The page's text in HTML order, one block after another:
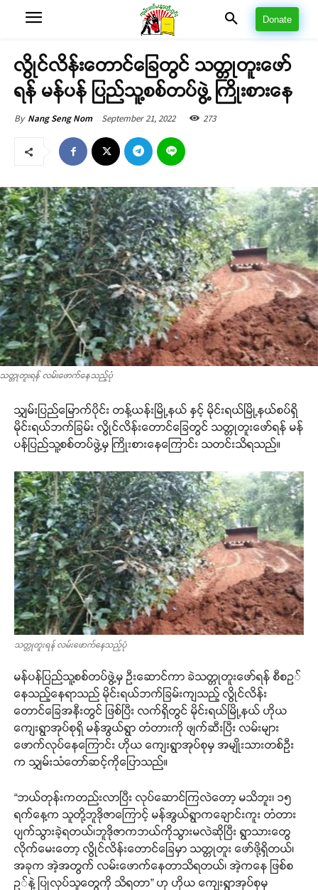
Donate
လွိုင်လိန်းတောင်ခြေတွင် သတ္တုတူးဖော်
ရန် မန်ပန် ပြည်သူ့စစ်တပ်ဖွဲ့ ကြိုးစားနေ
By Nang Seng Nom September 21, 2022 273
သတ္တုတူးရန် လမ်းဖောက်နေသည့်ပုံ
သျှမ်းပြည်မြောက်ပိုင်း တန့်ယန်းမြို့နယ် နှင့် မိုင်းရယ်မြို့နယ်စပ်ရှိ
မိုင်းရယ်ဘက်ခြမ်း လွိုင်လိန်းတောင်ခြေတွင် သတ္တုတူးဖော်ရန် မန်
ပန်ပြည်သူ့စစ်တပ်ဖွဲ့မှ ကြိုးစားနေကြောင်း သတင်းသိရသည်။
သတ္တုတူးရန် လမ်းဖောက်နေသည့်ပုံ
မန်ပန်ပြည်သူ့စစ်တပ်ဖွဲ့မှ ဦးဆောင်ကာ ခဲသတ္တုတူးဖော်ရန် စီစဥ်
နေသည့်နေရာသည် မိုင်းရယ်ဘက်ခြမ်းကျသည့် လွိုင်လိန်း
တောင်ခြေအနီးတွင် ဖြစ်ပြီး လက်ရှိတွင် မိုင်းရယ်မြို့နယ် ဟိုယ
ကျေးရွာအုပ်စုရှိ မန်အွယ်ရွာ တံတားကို ဖျက်ဆီးပြီး လမ်းများ
ဖောက်လုပ်နေကြောင်း ဟိုယ ကျေးရွာအုပ်စုမှ အမျိုးသားတစ်ဦး
က သျှမ်းသံတော်ဆင့်ကိုပြောသည်။
“ဘယ်တုန်းကတည်းလာပြီး လုပ်ဆောင်ကြလဲတော့ မသိဘူး၊ ၁၅
ရက်နေ့က သူတို့ဘူဒိုဇာကြောင့် မန်အွယ်ရွာကချောင်းကူး တံတား
ပျက်သွားခဲ့ရတယ်၊ဘူဒိုဇာကဘယ်ကိုသွားမလဲဆိုပြီး ရွာသားတွေ
လိုက်မေးတော့ လွိုင်လိန်းတောင်ခြေမှာ သတ္တုတူး ဖော်ဖို့ရှိတယ်၊
အခုက အဲ့အတွက် လမ်းဖောက်နေတာသိရတယ်၊ အဲ့ကနေ ဖြစ်စ
ဥ်နဲ့ ပြုလုပ်သူတွေကို သိရတာ” ဟု ဟိုယ ကျေးရွာအုပ်စုမှ